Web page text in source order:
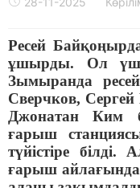
Ресей
ұшырды. Ол үш
Зымыранда
Сверчков,
Джонатан Ким
ғарыш
түйістіре
ғарыш